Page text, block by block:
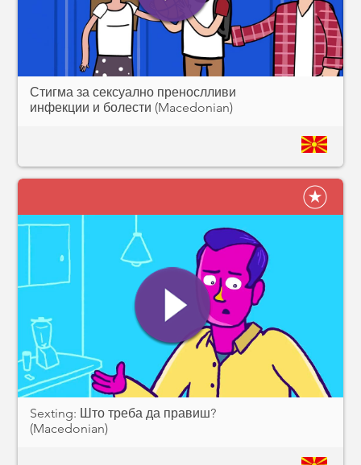
Стигма за сексуално пренослливи
инфекции и болести (Macedonian)
Sexting: Што треба да правиш?
(Macedonian)